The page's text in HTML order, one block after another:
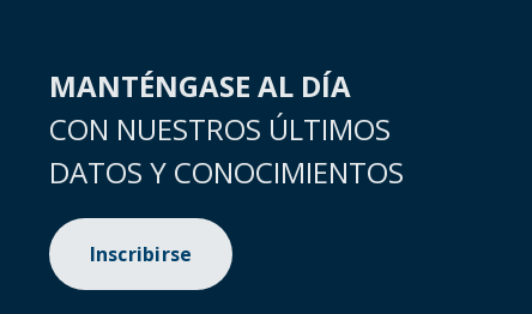
MANTÉNGASE AL DÍA
CON NUESTROS ÚLTIMOS
DATOS Y CONOCIMIENTOS
Inscribirse